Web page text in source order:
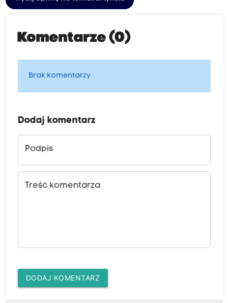
Komentarze (0)
Brak komentarzy
Dodaj komentarz
Podpis
Treść komentarza
DODAJ KOMENTARZ